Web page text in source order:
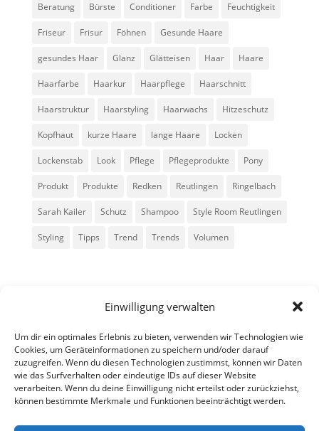
Einwilligung verwalten
Um dir ein optimales Erlebnis zu bieten, verwenden wir Technologien wie
Cookies, um Geräteinformationen zu speichern und/oder darauf
zuzugreifen. Wenn du diesen Technologien zustimmst, können wir Daten
wie das Surfverhalten oder eindeutige IDs auf dieser Website
verarbeiten. Wenn du deine Einwilligung nicht erteilst oder zurückziehst,
können bestimmte Merkmale und Funktionen beeinträchtigt werden.
Beratung Bürste Conditioner Farbe Feuchtigkeit
Friseur Frisur Föhnen Gesunde Haare
gesundes Haar Glanz Glätteisen Haar Haare
Haarfarbe Haarkur Haarpflege Haarschnitt
Haarstruktur Haarstyling Haarwachs Hitzeschutz
Kopfhaut kurze Haare lange Haare Locken
Lockenstab Look Pflege Pflegeprodukte Pony
Produkt Produkte Redken Reutlingen Ringelbach
Sarah Kailer Schutz Shampoo Style Room Reutlingen
Styling Tipps Trend Trends Volumen
Alle Rechte vorbehalten - Sarah Kailer